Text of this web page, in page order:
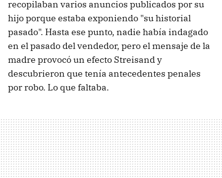
recopilaban varios anuncios publicados por su
hijo porque estaba exponiendo "su historial
pasado". Hasta ese punto, nadie había indagado
en el pasado del vendedor, pero el mensaje de la
madre provocó un efecto Streisand y
descubrieron que tenía antecedentes penales
por robo. Lo que faltaba.